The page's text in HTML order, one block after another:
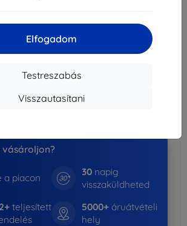
Elfogadom
Testreszabás
Visszautasítani
augusztus - 12. augusztus
költség-tól990 Ft
(Ingyenes 30 000
+ Kijelzővédők
a piacon
30 napig
visszaküldheted
teljesített
5000+ áruátvételi
hely